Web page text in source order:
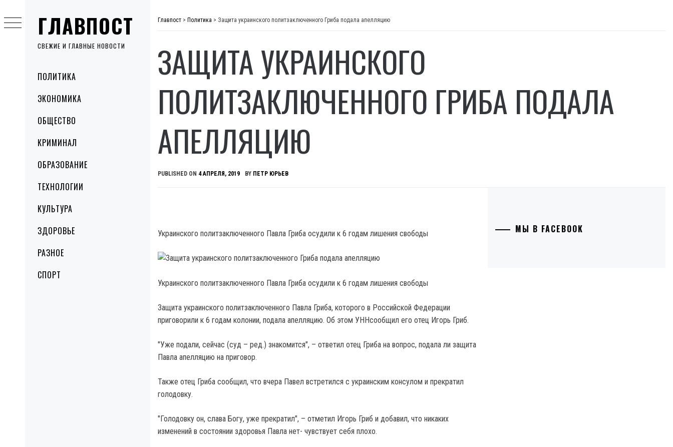
ГЛАВПОСТ
СВЕЖИЕ И ГЛАВНЫЕ НОВОСТИ
MenuПОЛИТИКА
ЭКОНОМИКА
ОБЩЕСТВО
КРИМИНАЛ
ОБРАЗОВАНИЕ
ТЕХНОЛОГИИ
КУЛЬТУРА
ЗДОРОВЬЕ
РАЗНОЕ
СПОРТ
to
content
Главпост > Политика > Защита украинского политзаключенного Гриба подала апелляцию
ЗАЩИТА УКРАИНСКОГО
ПОЛИТЗАКЛЮЧЕННОГО ГРИБА ПОДАЛА
АПЕЛЛЯЦИЮ
PUBLISHED ON 4 АПРЕЛЯ, 2019 BY ПЕТР ЮРЬЕВ
Украинского политзаключенного Павла Гриба осудили к 6 годам лишения свободы
Украинского политзаключенного Павла Гриба осудили к 6 годам лишения свободы
Защита украинского политзаключенного Павла Гриба, которого в Российской Федерации
приговорили к 6 годам колонии, подала апелляцию. Об этом УННсообщил его отец Игорь Гриб.
"Уже подали, сейчас (суд – ред.) знакомится", – ответил отец Гриба на вопрос, подала ли защита
Павла апелляцию на приговор.
Также отец Гриба сообщил, что вчера Павел встретился с украинским консулом и прекратил
голодовку.
"Голодовку он, слава Богу, уже прекратил", – отметил Игорь Гриб и добавил, что никаких
изменений в состоянии здоровья Павла нет- чувствует себя плохо.
МЫ В FACEBOOK